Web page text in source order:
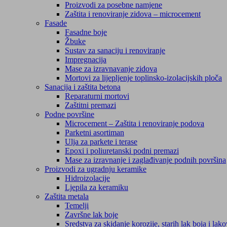
Proizvodi za posebne namjene
Zaštita i renoviranje zidova – microcement
Fasade
Fasadne boje
Žbuke
Sustav za sanaciju i renoviranje
Impregnacija
Mase za izravnavanje zidova
Mortovi za lijepljenje toplinsko-izolacijskih ploča
Sanacija i zaštita betona
Reparaturni mortovi
Zaštitni premazi
Podne površine
Microcement – Zaštita i renoviranje podova
Parketni asortiman
Ulja za parkete i terase
Epoxi i poliuretanski podni premazi
Mase za izravnanje i zaglađivanje podnih površina
Proizvodi za ugradnju keramike
Hidroizolacije
Ljepila za keramiku
Zaštita metala
Temelji
Završne lak boje
Sredstva za skidanje korozije, starih lak boja i